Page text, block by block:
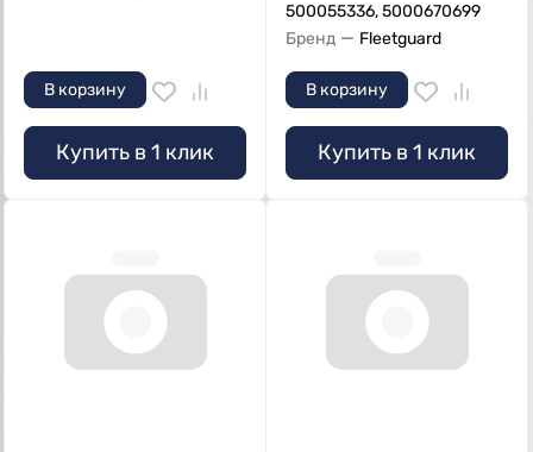
В корзину
Купить в 1 клик
500055336, 5000670699
Бренд — Fleetguard
В корзину
Купить в 1 клик